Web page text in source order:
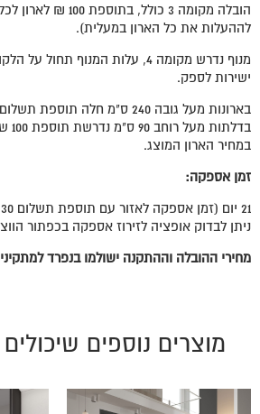
הובלה מקומה 3 כולל,
לההעלות את כל הארון במעלית).
מנוף נדרש מקומה 4, עלות המנוף
ישירות לספק.
בארונות מעל גובה 240 ס"מ חלה תוספת תשלום של 100 ש"ח.
במחיר הארון המוצג.
זמן אספקה:
21 יום (זמן אספקה לאזור עם תוספת תשלום 30 יום).
ניתן לבדוק אופציה לזירוז אספקה בכפתור
מחירי ההובלה וההתקנה ישולמו בנפרד
מוצרים נוספים שיכולים